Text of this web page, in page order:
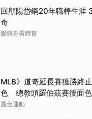
回顧陽岱鋼20年職棒生涯
奇
眼鏡哥看體育
MLB》道奇延長賽獲勝終
色 總教頭羅伯茲賽後面色
苦
麗台運動